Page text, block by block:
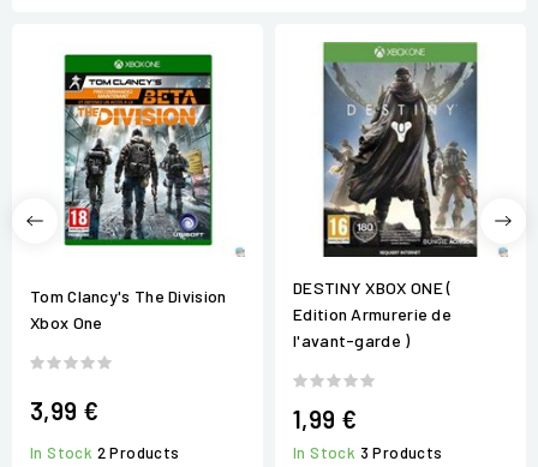
Tom Clancy's The Division
Xbox One
3,99 €
In Stock 2 Products
DESTINY XBOX ONE (
Edition Armurerie de
l'avant-garde )
1,99 €
In Stock 3 Products